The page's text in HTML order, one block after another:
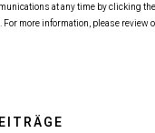
at any time by clicking
more information, please review